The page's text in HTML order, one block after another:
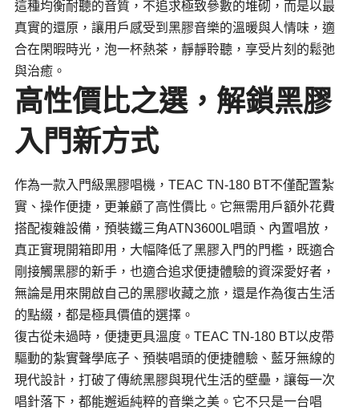
這種均衡耐聽的音質，不追求極致參數的堆砌，而是以最
真實的還原，讓用戶感受到黑膠音樂的溫暖與人情味，適
合在閑暇時光，泡一杯熱茶，靜靜聆聽，享受片刻的鬆弛
與治癒。
高性價比之選，解鎖黑膠
入門新方式
作為一款入門級黑膠唱機，TEAC TN-180 BT不僅配置紮
實、操作便捷，更兼顧了高性價比。它無需用戶額外花費
搭配複雜設備，預裝鐵三角ATN3600L唱頭、內置唱放，
真正實現開箱即用，大幅降低了黑膠入門的門檻，既適合
剛接觸黑膠的新手，也適合追求便捷體驗的資深愛好者，
無論是用來開啟自己的黑膠收藏之旅，還是作為復古生活
的點綴，都是極具價值的選擇。
復古從未過時，便捷更具溫度。TEAC TN-180 BT以皮帶
驅動的紮實聲學底子、預裝唱頭的便捷體驗、藍牙無線的
現代設計，打破了傳統黑膠與現代生活的壁壘，讓每一次
唱針落下，都能邂逅純粹的音樂之美。它不只是一台唱